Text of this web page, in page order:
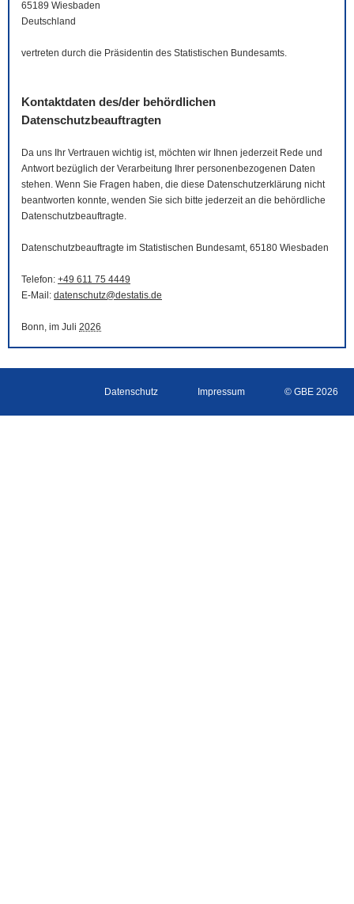
65189 Wiesbaden
Deutschland
vertreten durch die Präsidentin des Statistischen Bundesamts.
Kontaktdaten des/der behördlichen
Datenschutzbeauftragten
Da uns Ihr Vertrauen wichtig ist, möchten wir Ihnen jederzeit Rede und
Antwort bezüglich der Verarbeitung Ihrer personenbezogenen Daten
stehen. Wenn Sie Fragen haben, die diese Datenschutzerklärung nicht
beantworten konnte, wenden Sie sich bitte jederzeit an die behördliche
Datenschutzbeauftragte.
Datenschutzbeauftragte im Statistischen Bundesamt, 65180 Wiesbaden
Telefon: +49 611 75 4449
E-Mail : datenschutz@destatis.de
Bonn, im Juli 2026
Datenschutz Impressum © GBE 2026